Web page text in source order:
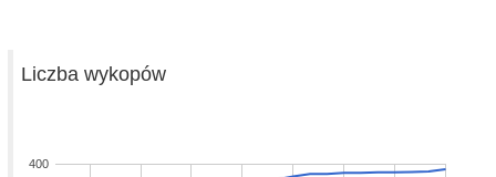
Liczba wykopów
400